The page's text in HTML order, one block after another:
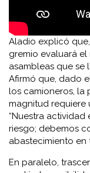
Aladio explicó
gremio evaluará
asambleas que se
Afirmó que, dado
los camioneros, la
magnitud requiere
“Nuestra actividad
riesgo; debemos
abastecimiento en
En paralelo,